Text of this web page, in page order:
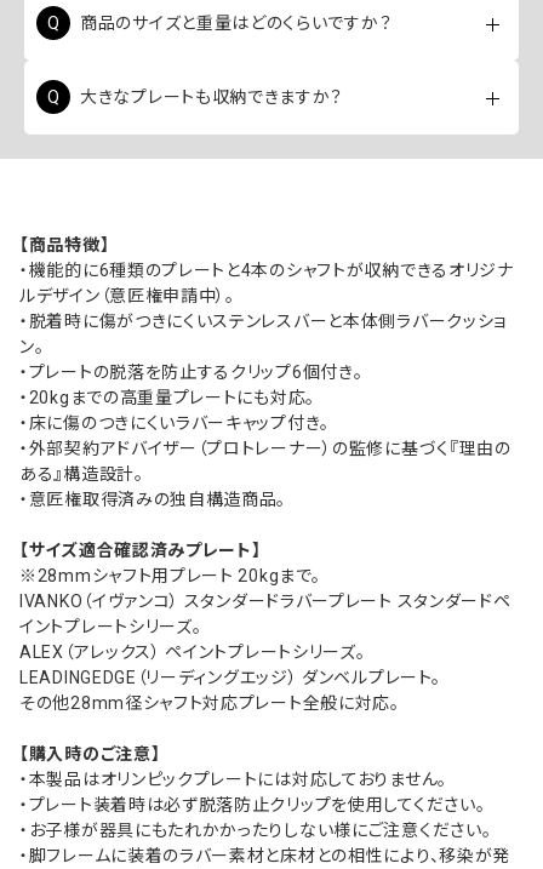
ほか、傷がつきにくいステンレスバーと本体側のラバー
商品のサイズと重量はどのくらいですか？
量は約9.5kgです。
大きなプレートも収納できますか？
【商品特徴】
・機能的に6種類のプレートと4本のシャフトが収納できるオリジナ
ルデザイン（意匠権申請中）。
・脱着時に傷がつきにくいステンレスバーと本体側ラバークッショ
ン。
・プレートの脱落を防止するクリップ6個付き。
・20kgまでの高重量プレートにも対応。
・床に傷のつきにくいラバーキャップ付き。
・外部契約アドバイザー（プロトレーナー）の監修に基づく『理由の
ある』構造設計。
・意匠権取得済みの独自構造商品。
【サイズ適合確認済みプレート】
※28mmシャフト用プレート 20kgまで。
IVANKO（イヴァンコ） スタンダードラバープレート スタンダードペ
イントプレートシリーズ。
ALEX（アレックス） ペイントプレートシリーズ。
LEADINGEDGE（リーディングエッジ） ダンベルプレート。
その他28mm径シャフト対応プレート全般に対応。
【購入時のご注意】
・本製品はオリンピックプレートには対応しておりません。
・プレート装着時は必ず脱落防止クリップを使用してください。
・お子様が器具にもたれかかったりしない様にご注意ください。
・脚フレームに装着のラバー素材と床材との相性により、移染が発